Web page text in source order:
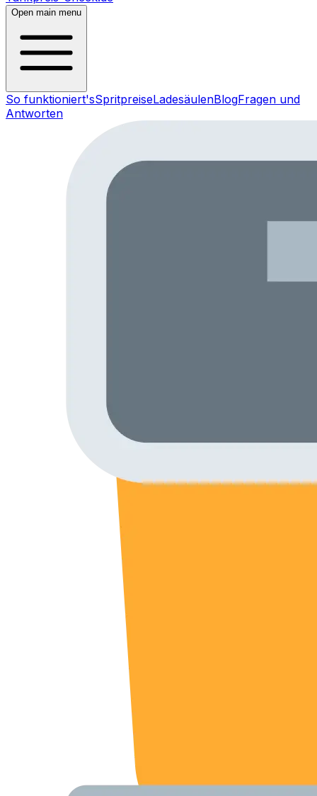
Open main menu
So funktioniert'sSpritpreiseLadesäulenBlogFragen und
Antworten